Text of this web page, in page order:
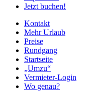
Jetzt buchen!
Kontakt
Mehr Urlaub
Preise
Rundgang
Startseite
„Umzu“
Vermieter-Login
Wo genau?